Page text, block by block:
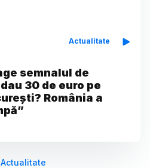
Actualitate
semnalul de
30 de euro pe
România a
Actualitate